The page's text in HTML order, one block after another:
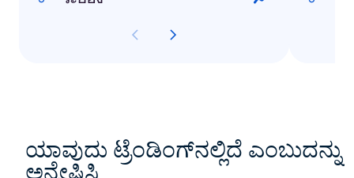
ಯಾವುದು ಟ್ರೆಂಡಿಂಗ್‌ನಲ್ಲಿದೆ ಎಂಬುದನ್ನು
ಅನ್ವೇಷಿಸಿ